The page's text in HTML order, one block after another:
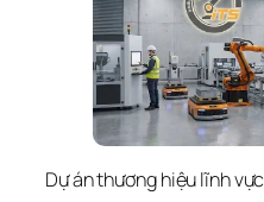
Dự án thương hiệu lĩnh vực